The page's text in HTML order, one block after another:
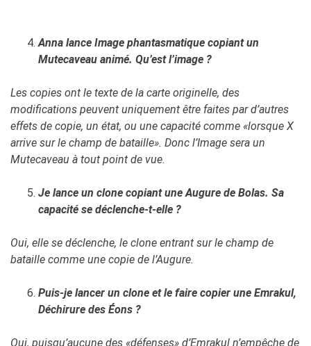
Anna lance Image phantasmatique copiant un
Mutecaveau animé. Qu’est l’image ?
Les copies ont le texte de la carte originelle, des
modifications peuvent uniquement être faites par d’autres
effets de copie, un état, ou une capacité comme «lorsque X
arrive sur le champ de bataille». Donc l’Image sera un
Mutecaveau à tout point de vue.
Je lance un clone copiant une Augure de Bolas. Sa
capacité se déclenche-t-elle ?
Oui, elle se déclenche, le clone entrant sur le champ de
bataille comme une copie de l’Augure.
Puis-je lancer un clone et le faire copier une Emrakul,
Déchirure des Éons ?
Oui, puisqu’aucune des «défenses» d’Emrakul n’empêche de